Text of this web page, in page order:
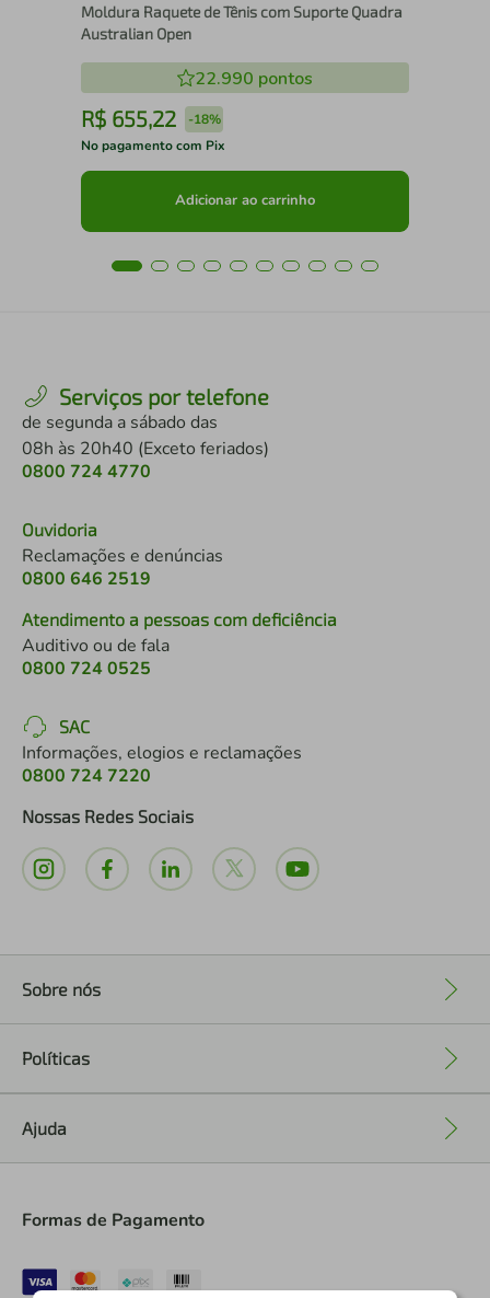
Moldura Raquete de Tênis com Suporte Quadra
Australian Open
22.990 pontos
R$ 655,22 -18%
No pagamento com Pix
Adicionar ao carrinho
Serviços por telefone
de segunda a sábado das
08h às 20h40 (Exceto feriados)
0800 724 4770
Ouvidoria
Reclamações e denúncias
0800 646 2519
Atendimento a pessoas com deficiência
Auditivo ou de fala
0800 724 0525
SAC
Informações, elogios e reclamações
0800 724 7220
Nossas Redes Sociais
Sobre nós
Políticas
Ajuda
Formas de Pagamento